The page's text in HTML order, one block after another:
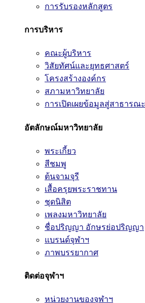
การรับรองหลักสูตร
การบริหาร
คณะผู้บริหาร
วิสัยทัศน์และยุทธศาสตร์
โครงสร้างองค์กร
สภามหาวิทยาลัย
การเปิดเผยข้อมูลสู่สาธารณะ
อัตลักษณ์มหาวิทยาลัย
พระเกี้ยว
สีชมพู
ต้นจามจุรี
เสื้อครุยพระราชทาน
ชุดนิสิต
เพลงมหาวิทยาลัย
ชื่อปริญญา อักษรย่อปริญญา
แบรนด์จุฬาฯ
ภาพบรรยากาศ
ติดต่อจุฬาฯ
หน่วยงานของจุฬาฯ